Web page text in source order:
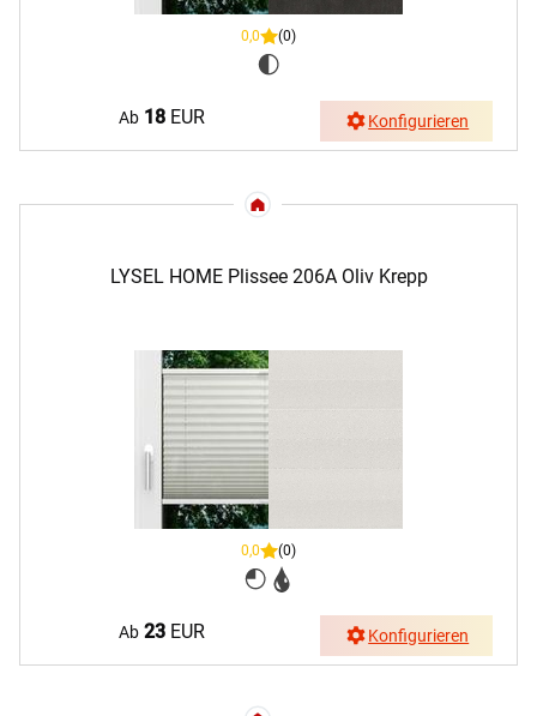
0,0 (0)
Ab 18 EUR Konfigurieren
LYSEL HOME Plissee 206A Oliv Krepp
0,0 (0)
Ab 23 EUR Konfigurieren